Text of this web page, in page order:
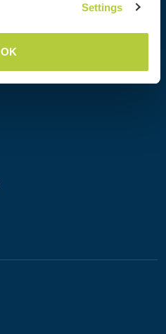
Settings
OK